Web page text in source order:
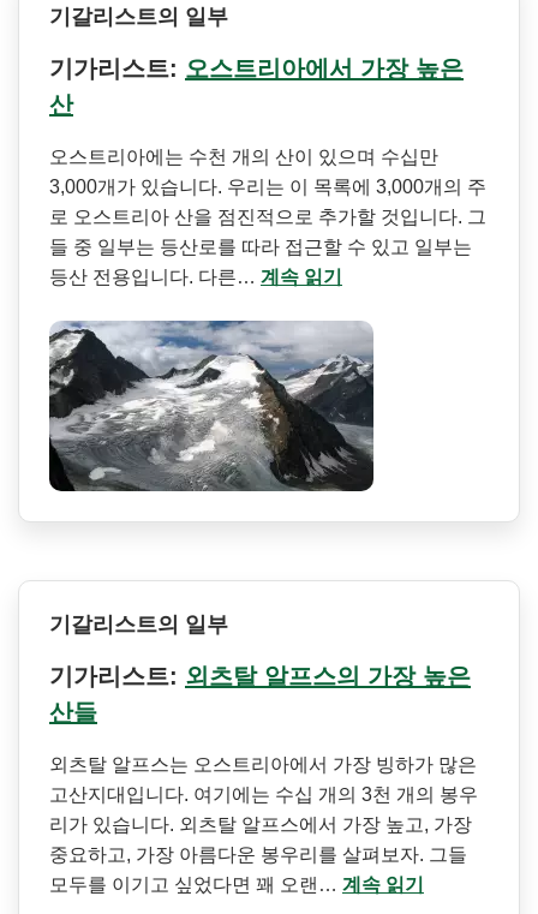
기갈리스트의 일부
기가리스트: 오스트리아에서 가장 높은
산
오스트리아에는 수천 개의 산이 있으며 수십만
3,000개가 있습니다. 우리는 이 목록에 3,000개의 주
로 오스트리아 산을 점진적으로 추가할 것입니다. 그
들 중 일부는 등산로를 따라 접근할 수 있고 일부는
등산 전용입니다. 다른… 계속 읽기
기갈리스트의 일부
기가리스트: 외츠탈 알프스의 가장 높은
산들
외츠탈 알프스는 오스트리아에서 가장 빙하가 많은
고산지대입니다. 여기에는 수십 개의 3천 개의 봉우
리가 있습니다. 외츠탈 알프스에서 가장 높고, 가장
중요하고, 가장 아름다운 봉우리를 살펴보자. 그들
모두를 이기고 싶었다면 꽤 오랜… 계속 읽기